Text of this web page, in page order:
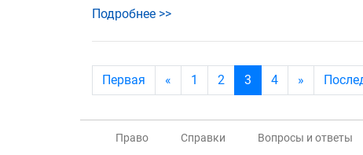
Подробнее >>
Первая « 1 2 3 4 »
Право Справки Вопросы и ответы